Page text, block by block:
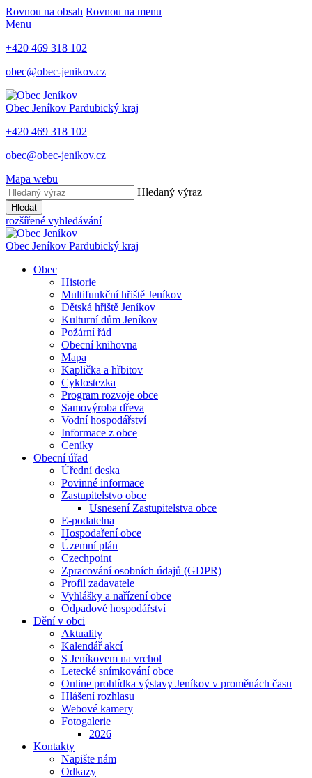
Rovnou na obsah Rovnou na menu
Menu
+420 469 318 102
obec@obec-jenikov.cz
Obec Jeníkov Pardubický kraj
+420 469 318 102
obec@obec-jenikov.cz
Mapa webu
Hledaný výraz
Hledat
rozšířené vyhledávání
Obec Jeníkov Pardubický kraj
Obec
Historie
Multifunkční hřiště Jeníkov
Dětská hřiště Jeníkov
Kulturní dům Jeníkov
Požární řád
Obecní knihovna
Mapa
Kaplička a hřbitov
Cyklostezka
Program rozvoje obce
Samovýroba dřeva
Vodní hospodářství
Informace z obce
Ceníky
Obecní úřad
Úřední deska
Povinné informace
Zastupitelstvo obce
Usnesení Zastupitelstva obce
E-podatelna
Hospodaření obce
Územní plán
Czechpoint
Zpracování osobních údajů (GDPR)
Profil zadavatele
Vyhlášky a nařízení obce
Odpadové hospodářství
Dění v obci
Aktuality
Kalendář akcí
S Jeníkovem na vrchol
Letecké snímkování obce
Online prohlídka výstavy Jeníkov v proměnách času
Hlášení rozhlasu
Webové kamery
Fotogalerie
2026
Kontakty
Napište nám
Odkazy